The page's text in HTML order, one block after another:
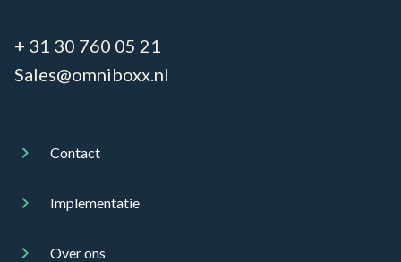
+ 31 30 760 05 21
Sales@omniboxx.nl
Contact
Implementatie
Over ons